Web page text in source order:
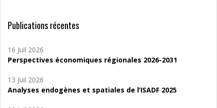
Publications récentes
16 Juil 2026
Perspectives économiques régionales 2026-2031
13 Juil 2026
Analyses endogènes et spatiales de l’ISADF 2025